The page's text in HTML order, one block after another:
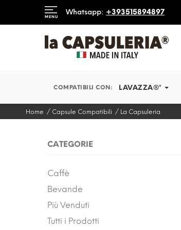
INFORMAZIONI BLOG
MENU
Whatsapp: +393515894897
IN TEMPI RECORD
COMPATIBILI CON: LAVAZZA®*
Home Capsule Compatibili La Capsuleria
CATEGORIE
Caffè
Bevande
Più Venduti
Tutti i Prodotti